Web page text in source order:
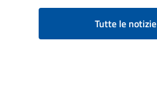
Tutte le notizie